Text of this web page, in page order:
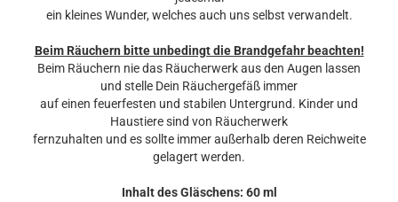
ein kleines Wunder, welches auch uns selbst verwandelt.
Beim Räuchern bitte unbedingt die Brandgefahr beachten!
Beim Räuchern nie das Räucherwerk aus den Augen lassen
und stelle Dein Räuchergefäß immer
auf einen feuerfesten und stabilen Untergrund. Kinder und
Haustiere sind von Räucherwerk
fernzuhalten und es sollte immer außerhalb deren Reichweite
gelagert werden.
Inhalt des Gläschens: 60 ml